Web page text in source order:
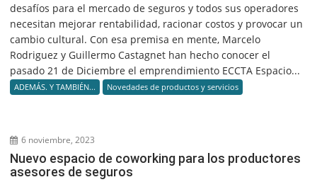
desafíos para el mercado de seguros y todos sus operadores
necesitan mejorar rentabilidad, racionar costos y provocar un
cambio cultural. Con esa premisa en mente, Marcelo
Rodriguez y Guillermo Castagnet han hecho conocer el
pasado 21 de Diciembre el emprendimiento ECCTA Espacio...
ADEMÁS. Y TAMBIÉN... Novedades de productos y servicios
6 noviembre, 2023
Nuevo espacio de coworking para los productores
asesores de seguros